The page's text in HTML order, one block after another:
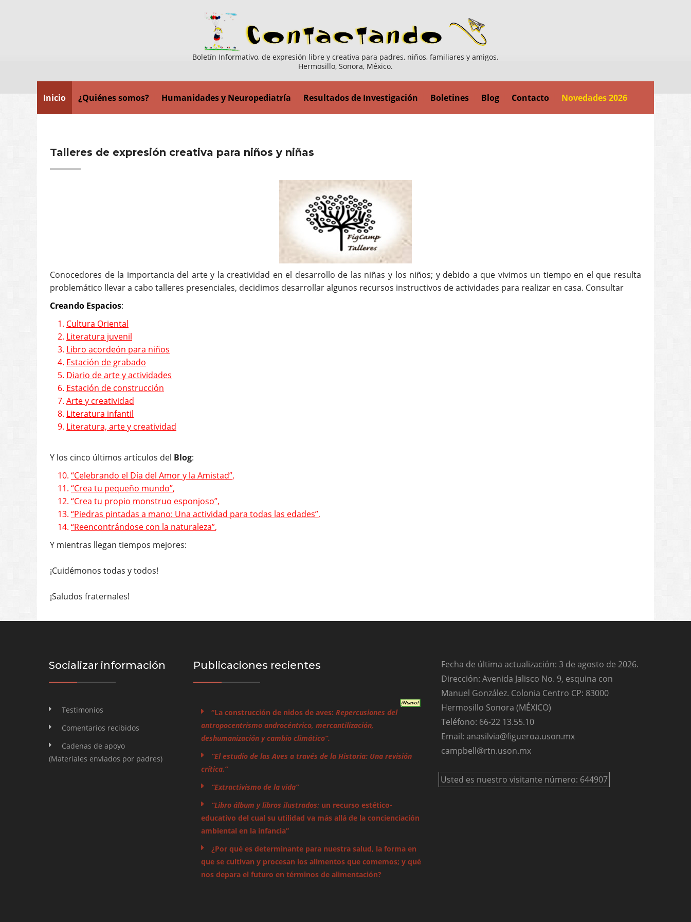
Boletín Informativo, de expresión libre y creativa para padres, niños, familiares y amigos.
Hermosillo, Sonora, México.
Inicio ¿Quiénes somos? Humanidades y Neuropediatría Resultados de Investigación Boletines Blog Contacto Novedades 2026
Talleres de expresión creativa para niños y niñas
Conocedores de la importancia del arte y la creatividad en el desarrollo de las niñas y los niños; y debido a que vivimos un tiempo en el que resulta
problemático llevar a cabo talleres presenciales, decidimos desarrollar algunos recursos instructivos de actividades para realizar en casa. Consultar
Creando Espacios:
1. Cultura Oriental
2. Literatura juvenil
3. Libro acordeón para niños
4. Estación de grabado
5. Diario de arte y actividades
6. Estación de construcción
7. Arte y creatividad
8. Literatura infantil
9. Literatura, arte y creatividad
Y los cinco últimos artículos del Blog:
10. “Celebrando el Día del Amor y la Amistad”,
11. “Crea tu pequeño mundo”,
12. “Crea tu propio monstruo esponjoso”,
13. “Piedras pintadas a mano: Una actividad para todas las edades”,
14. “Reencontrándose con la naturaleza”,
Y mientras llegan tiempos mejores:
¡Cuidémonos todas y todos!
¡Saludos fraternales!
Socializar información
Testimonios
Comentarios recibidos
Cadenas de apoyo
(Materiales enviados por padres)
Publicaciones recientes
“La construcción de nidos de aves: Repercusiones del
antropocentrismo androcéntrico, mercantilización,
deshumanización y cambio climático”.
“El estudio de las Aves a través de la Historia: Una revisión
crítica.”
“Extractivismo de la vida”
“Libro álbum y libros ilustrados: un recurso estético-
educativo del cual su utilidad va más allá de la concienciación
ambiental en la infancia”
¿Por qué es determinante para nuestra salud, la forma en
que se cultivan y procesan los alimentos que comemos; y qué
nos depara el futuro en términos de alimentación?
Fecha de última actualización: 3 de agosto de 2026.
Dirección: Avenida Jalisco No. 9, esquina con
Manuel González. Colonia Centro CP: 83000
Hermosillo Sonora (MÉXICO)
Teléfono: 66-22 13.55.10
Email: anasilvia@figueroa.uson.mx
campbell@rtn.uson.mx
Usted es nuestro visitante número: 644907